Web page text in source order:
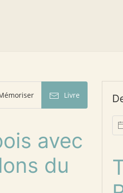
Livre
avec
du